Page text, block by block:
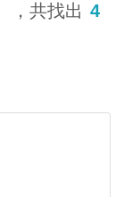
，共找出 4